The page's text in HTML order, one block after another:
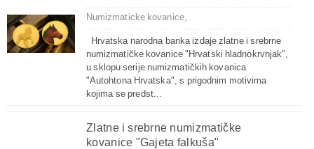
Numizmaticke kovanice,
Hrvatska narodna banka izdaje zlatne i srebrne
numizmatičke kovanice "Hrvatski hladnokrvnjak",
u sklopu serije numizmatičkih kovanica
"Autohtona Hrvatska", s prigodnim motivima
kojima se predst...
Zlatne i srebrne numizmatičke
kovanice "Gajeta falkuša"